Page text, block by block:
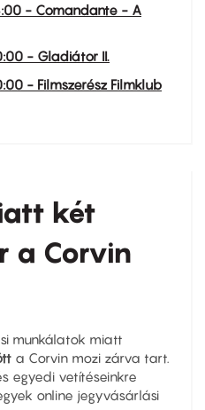
- Comandante - A
- Gladiátor II.
- Filmszerész Filmklub
két
a Corvin
munkálatok miatt
a Corvin mozi zárva tart.
egyedi vetítéseinkre
online jegyvásárlási